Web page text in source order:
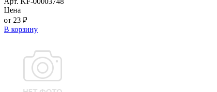
Цена
от 23 ₽
В корзину